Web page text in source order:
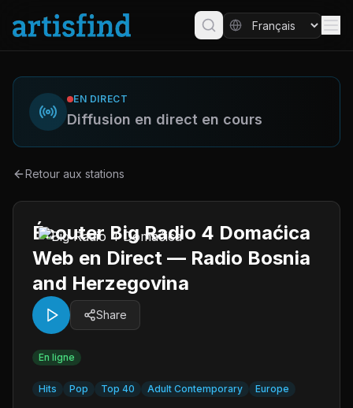
EN DIRECT
Diffusion en direct en cours
Retour aux stations
Écouter Big Radio 4 Domaćica
Web en Direct — Radio Bosnia
and Herzegovina
Share
En ligne
Hits Pop Top 40 Adult Contemporary Europe